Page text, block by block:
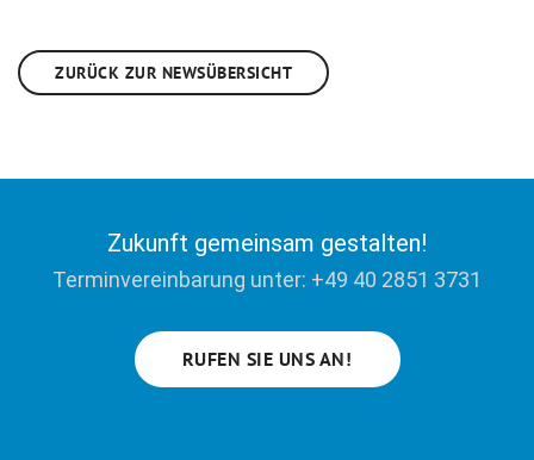
ZURÜCK ZUR NEWSÜBERSICHT
Zukunft gemeinsam gestalten!
Terminvereinbarung unter: +49 40 2851 3731
RUFEN SIE UNS AN!